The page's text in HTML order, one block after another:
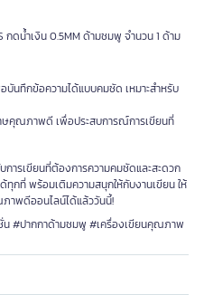
กดน้ำเงิน 0.5MM ด้ามชมพู จำนวน 1 ด้าม
บันทึกข้อความได้แบบคมชัด เหมาะสำหรับ
ษคุณภาพดี เพื่อประสบการณ์การเขียนที่
บการเขียนที่ต้องการความคมชัดและสะดวก
กที่ พร้อมเติมความสนุกให้กับงานเขียน ให้
าพดีออนไลน์ได้แล้ววันนี้!
น #ปากกาด้ามชมพู #เครื่องเขียนคุณภาพ